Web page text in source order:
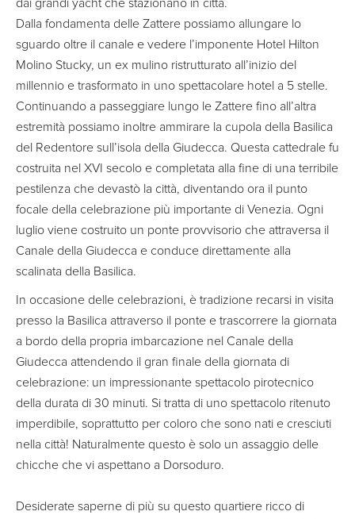
dai grandi yacht che stazionano in città.
Dalla fondamenta delle Zattere possiamo allungare lo
sguardo oltre il canale e vedere l’imponente Hotel Hilton
Molino Stucky, un ex mulino ristrutturato all’inizio del
millennio e trasformato in uno spettacolare hotel a 5 stelle.
Continuando a passeggiare lungo le Zattere fino all’altra
estremità possiamo inoltre ammirare la cupola della Basilica
del Redentore sull’isola della Giudecca. Questa cattedrale fu
costruita nel XVI secolo e completata alla fine di una terribile
pestilenza che devastò la città, diventando ora il punto
focale della celebrazione più importante di Venezia. Ogni
luglio viene costruito un ponte provvisorio che attraversa il
Canale della Giudecca e conduce direttamente alla
scalinata della Basilica.
In occasione delle celebrazioni, è tradizione recarsi in visita
presso la Basilica attraverso il ponte e trascorrere la giornata
a bordo della propria imbarcazione nel Canale della
Giudecca attendendo il gran finale della giornata di
celebrazione: un impressionante spettacolo pirotecnico
della durata di 30 minuti. Si tratta di uno spettacolo ritenuto
imperdibile, soprattutto per coloro che sono nati e cresciuti
nella città! Naturalmente questo è solo un assaggio delle
chicche che vi aspettano a Dorsoduro.
Desiderate saperne di più su questo quartiere ricco di